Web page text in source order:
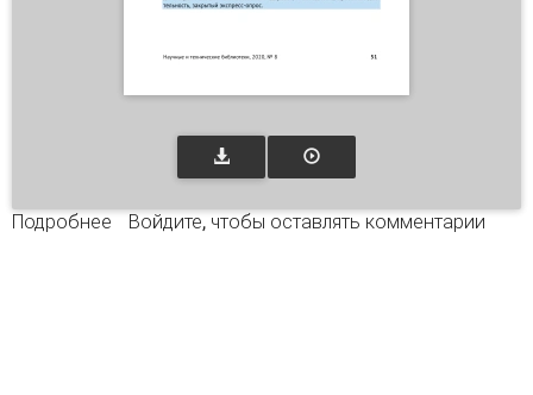
Подробнее о Библиотека и люди с ограниченными
Войдите, чтобы оставлять комментарии